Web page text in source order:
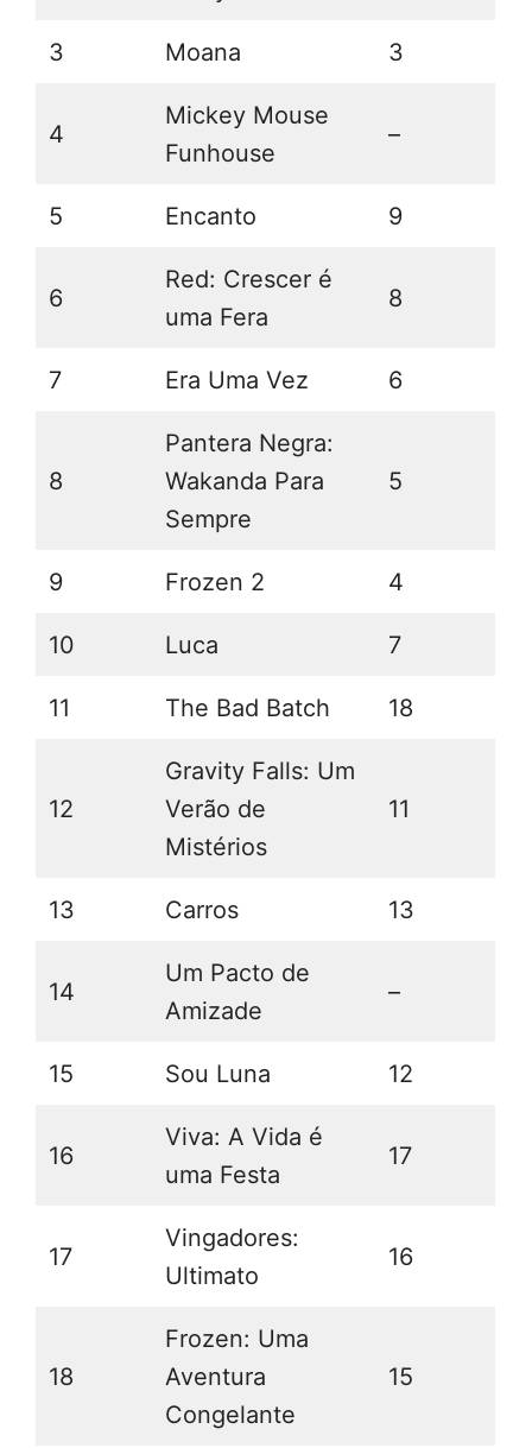
3 Moana 3
4
Mickey Mouse
Funhouse
–
5 Encanto 9
6
Red: Crescer é
uma Fera
8
7 Era Uma Vez 6
8
Pantera Negra:
Wakanda Para
Sempre
5
9 Frozen 2 4
10 Luca 7
11 The Bad Batch 18
12
Gravity Falls: Um
Verão de
Mistérios
11
13 Carros 13
14
Um Pacto de
Amizade
–
15 Sou Luna 12
16
Viva: A Vida é
uma Festa
17
17
Vingadores:
Ultimato
16
18
Frozen: Uma
Aventura
Congelante
15